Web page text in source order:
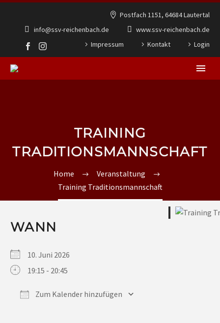
Postfach 1151, 64684 Lautertal
info@ssv-reichenbach.de
www.ssv-reichenbach.de
Impressum
Kontakt Login
TRAINING
TRADITIONSMANNSCHAFT
Home
Veranstaltung
Training Traditionsmannschaft
WANN
10. Juni 2026
19:15 - 20:45
Zum Kalender hinzufügen